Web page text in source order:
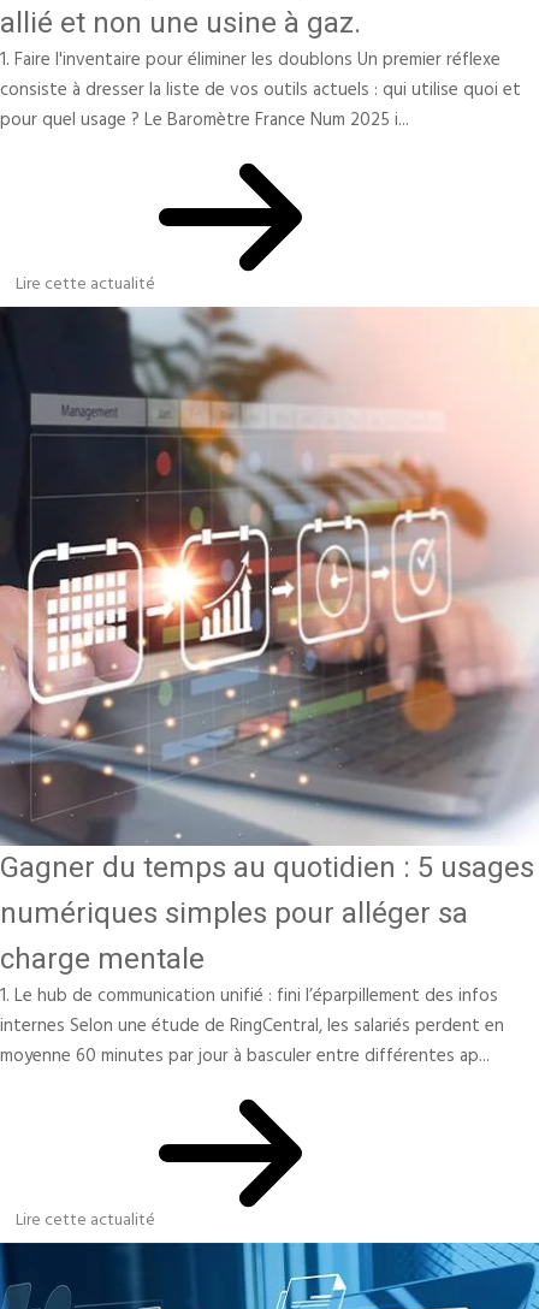
allié et non une usine à gaz.
1. Faire l'inventaire pour éliminer les doublons Un premier réflexe
consiste à dresser la liste de vos outils actuels : qui utilise quoi et
pour quel usage ? Le Baromètre France Num 2025 i...
Lire cette actualité
Gagner du temps au quotidien : 5 usages
numériques simples pour alléger sa
charge mentale
1. Le hub de communication unifié : fini l’éparpillement des infos
internes Selon une étude de RingCentral, les salariés perdent en
moyenne 60 minutes par jour à basculer entre différentes ap...
Lire cette actualité